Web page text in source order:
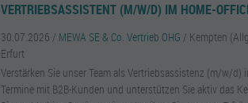
VERTRIEBSASSISTENT (M/W/D) IM HOME-
30.07.2026 / MEWA SE & Co. Vertrieb OHG / Kempten
Erfurt
Verstärken Sie unser Team als Vertriebsassistenz (m/w/d)
Termine mit B2B-Kunden und unterstützen Sie aktiv das